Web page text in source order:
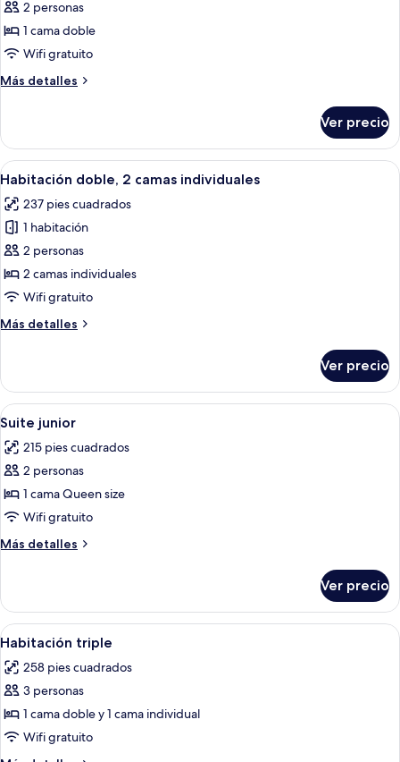
de
Habitación
doble
2 personas
1 cama doble
Wifi gratuito
Más detalles
Más
doble
estándar
Ver precio
Abrir
todas
las
fotos
de
Habitación
doble,
camas
Habitación de hotel con dos camas,
5
Habitación doble, 2 camas individuales
237 pies cuadrados
1 habitación
2 personas
2 camas individuales
Wifi gratuito
Más detalles
Más
doble,
camas
individuales
Ver precio
Abrir
todas
las
fotos
de
Suite
junior
Una habitación de hotel con cama,
5
Suite junior
215 pies cuadrados
2 personas
1 cama Queen size
Wifi gratuito
Más detalles
Más
junior
Ver precio
Abrir
todas
las
fotos
de
Habitación
triple
Habitación de hotel con dos
5
Habitación triple
258 pies cuadrados
3 personas
1 cama doble y 1 cama individual
Wifi gratuito